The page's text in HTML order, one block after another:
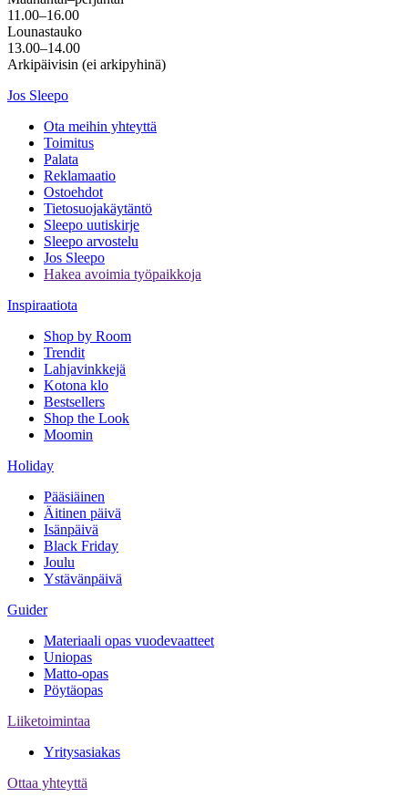
11.00–16.00
Lounastauko
13.00–14.00
Arkipäivisin (ei arkipyhinä)
Jos Sleepo
Ota meihin yhteyttä
Toimitus
Palata
Reklamaatio
Ostoehdot
Tietosuojakäytäntö
Sleepo uutiskirje
Sleepo arvostelu
Jos Sleepo
Hakea avoimia työpaikkoja
Inspiraatiota
Shop by Room
Trendit
Lahjavinkkejä
Kotona klo
Bestsellers
Shop the Look
Moomin
Holiday
Pääsiäinen
Äitinen päivä
Isänpäivä
Black Friday
Joulu
Ystävänpäivä
Guider
Materiaali opas vuodevaatteet
Uniopas
Matto-opas
Pöytäopas
Liiketoimintaa
Yritysasiakas
Ottaa yhteyttä